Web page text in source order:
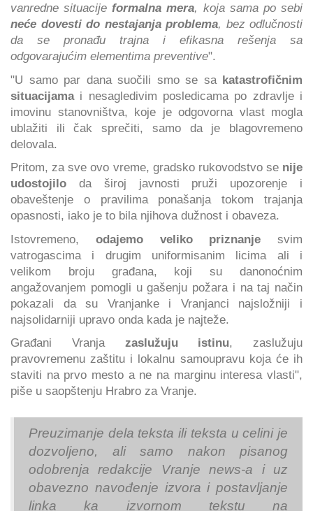
vanredne situacije formalna mera, koja sama po sebi
neće dovesti do nestajanja problema, bez odlučnosti
da se pronađu trajna i efikasna rešenja sa
odgovarajućim elementima preventive".
"U samo par dana suočili smo se sa katastrofičnim
situacijamai nesagledivim posledicama po zdravlje i
imovinu stanovništva, koje je odgovorna vlast mogla
ublažiti ili čak sprečiti, samo da je blagovremeno
delovala.
Pritom, za sve ovo vreme, gradsko rukovodstvo se nije
udostojilo da široj javnosti pruži upozorenje i
obaveštenje o pravilima ponašanja tokom trajanja
opasnosti, iako je to bila njihova dužnost i obaveza.
Istovremeno, odajemo veliko priznanje svim
vatrogascima i drugim uniformisanim licima ali i
velikom broju građana, koji su danonoćnim
angažovanjem pomogli u gašenju požara i na taj način
pokazali da su Vranjanke i Vranjanci najsložniji i
najsolidarniji upravo onda kada je najteže.
Građani Vranja zaslužuju istinu, zaslužuju
pravovremenu zaštitu i lokalnu samoupravu koja će ih
staviti na prvo mesto a ne na marginu interesa vlasti",
piše u saopštenju Hrabro za Vranje.
Preuzimanje dela teksta ili teksta u celini je
dozvoljeno, ali samo nakon pisanog
odobrenja redakcije Vranje news-a i uz
obavezno navođenje izvora i postavljanje
linka ka izvornom tekstu na